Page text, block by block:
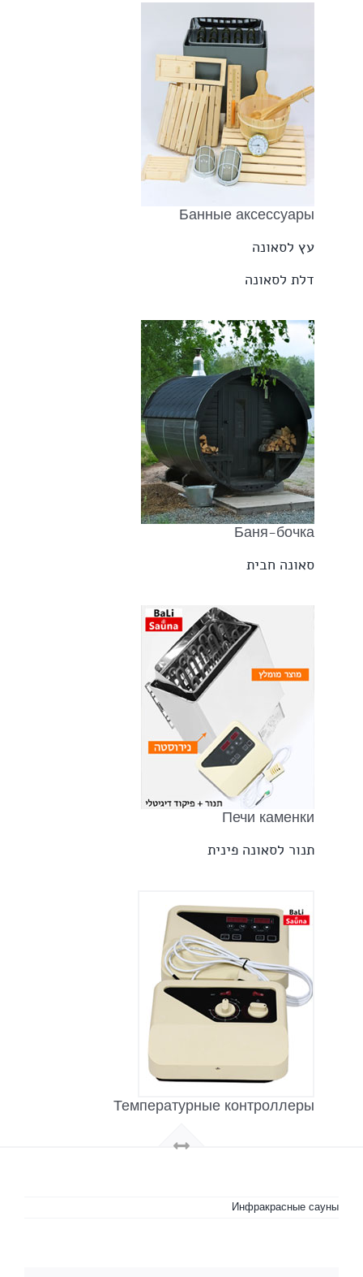
Банные аксессуары
עץ לסאונה
דלת לסאונה
Баня-бочка
סאונה חבית
Печи каменки
תנור לסאונה פינית
Температурные контроллеры
Инфракрасные сауны